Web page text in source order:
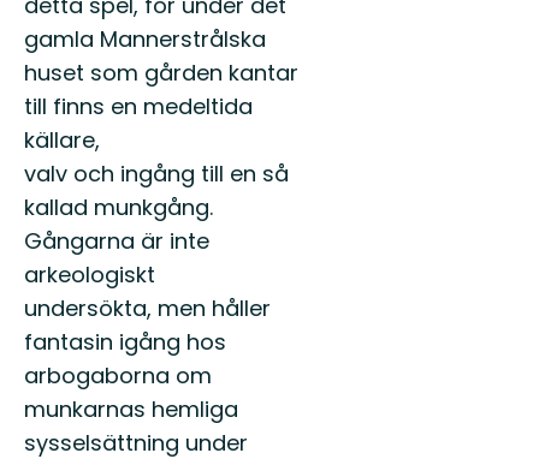
gamla Mannerstrålska
huset som gården kantar
till finns en medeltida
källare,
valv och ingång till en så
kallad munkgång.
Gångarna är inte
arkeologiskt
undersökta, men håller
fantasin igång hos
arbogaborna om
munkarnas hemliga
sysselsättning under